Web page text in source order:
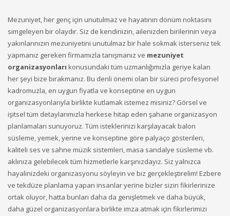
Mezuniyet, her genç için unutulmaz ve hayatının dönüm noktasını
simgeleyen bir olaydır. Siz de kendinizin, ailenizden birilerinin veya
yakınlarınızın mezuniyetini unutulmaz bir hale sokmak isterseniz tek
yapmanız gereken firmamızla tanışmanız ve mezuniyet
organizasyonları konusundaki tüm uzmanlığımızla geriye kalan
her şeyi bize bırakmanız. Bu denli önemi olan bir süreci profesyonel
kadromuzla, en uygun fiyatla ve konseptine en uygun
organizasyonlarıyla birlikte kutlamak istemez misiniz? Görsel ve
işitsel tüm detaylarımızla herkese hitap eden şahane organizasyon
planlamaları sunuyoruz. Tüm isteklerinizi karşılayacak balon
süsleme, yemek, yerine ve konseptine göre palyaço gösterileri,
kaliteli ses ve sahne müzik sistemleri, masa sandalye süsleme vb.
aklınıza gelebilecek tüm hizmetlerle karşınızdayız. Siz yalnızca
hayalinizdeki organizasyonu söyleyin ve biz gerçekleştirelim! Ezbere
ve tekdüze planlama yapan insanlar yerine bizler sizin fikirlerinize
ortak oluyor, hatta bunları daha da genişletmek ve daha büyük,
daha güzel organizasyonlara birlikte imza atmak için fikirlerimizi